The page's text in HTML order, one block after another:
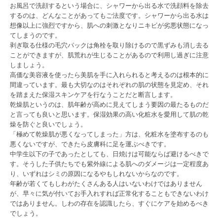
お風呂で洗顔するという場合に、シャワーから出る水で洗顔料を除去
するのは、どんなことがあってもご法度です。シャワーから出る水は
想像以上に強烈ですから、肌への刺激となりニキビが劣悪状態になっ
てしまうのです。
剥ぎ取る仕様の毛穴パックは角栓を取り除けるので黒ずみも消し去る
ことができますが、肌荒れが生じることがあるので利用し過ぎに注意
しましょう。
高価な美容液を使ったら美肌を手に入れられると考えるのは根本的に
間違っています。最も大切なのはそれぞれの肌の状態を見定め、それ
を踏まえた保湿スキンケアを行なうことだと断言します。
乾燥肌というのは、肌年齢が高めに見えてしまう要因の最たるものだ
と言っても良いと思います。保湿効果の高い化粧水を愛用して肌の乾
燥を防ぐと良いでしょう。
「極めて乾燥肌が悪くなってしまった」方は、化粧水を塗布するのも
悪くないですが、できたら皮膚科に足を運ぶべきです。
中学生以下の子であったとしても、日焼けは可能ならば避けるべきで
す。そうした子供たちでも紫外線による肌へのダメージは一定程度あ
り、いずれはシミの原因になるやもしれないからなのです。
年齢が若くてもしわがたくさんある人はいないわけではありません
が、早々に気が付いてお手入れすれば正常化することもできないわけ
ではありません。しわの存在を認識したら、すぐにケアを始めるべき
でしょう。